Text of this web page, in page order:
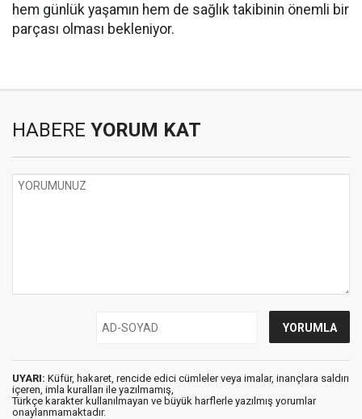
hem günlük yaşamın hem de sağlık takibinin önemli bir
parçası olması bekleniyor.
HABERE YORUM KAT
UYARI: Küfür, hakaret, rencide edici cümleler veya imalar, inançlara saldırı
içeren, imla kuralları ile yazılmamış,
Türkçe karakter kullanılmayan ve büyük harflerle yazılmış yorumlar
onaylanmamaktadır.